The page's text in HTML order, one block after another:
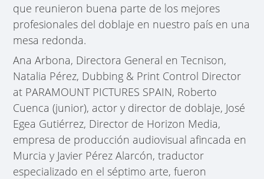
que reunieron buena parte de los mejores
profesionales del doblaje en nuestro país en una
mesa redonda.
Ana Arbona, Directora General en Tecnison,
Natalia Pérez, Dubbing & Print Control Director
at PARAMOUNT PICTURES SPAIN, Roberto
Cuenca (junior), actor y director de doblaje, José
Egea Gutiérrez, Director de Horizon Media,
empresa de producción audiovisual afincada en
Murcia y Javier Pérez Alarcón, traductor
especializado en el séptimo arte, fueron